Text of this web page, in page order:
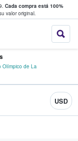
Cada compra está 100%
valor original.
donde
Olímpico de La
USD